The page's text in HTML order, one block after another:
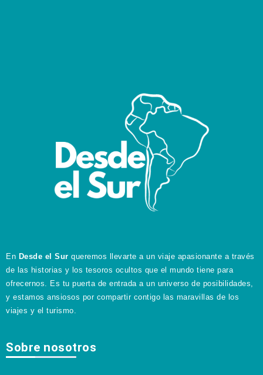
En Desde el Sur queremos llevarte a un viaje apasionante a través
de las historias y los tesoros ocultos que el mundo tiene para
ofrecernos. Es tu puerta de entrada a un universo de posibilidades,
y estamos ansiosos por compartir contigo las maravillas de los
viajes y el turismo.
Sobre nosotros